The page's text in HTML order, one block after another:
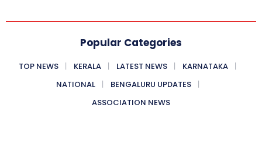
Popular Categories
TOP NEWS KERALA LATEST NEWS
KARNATAKA
NATIONAL
BENGALURU UPDATES
ASSOCIATION NEWS